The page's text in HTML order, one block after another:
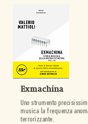
Exmachina
Uno strumento
musica la frequenza
terrorizzante.